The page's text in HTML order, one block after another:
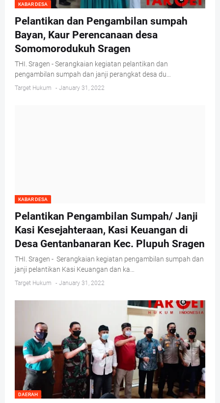
KABAR DESA
Pelantikan dan Pengambilan sumpah
Bayan, Kaur Perencanaan desa
Somomorodukuh Sragen
THI. Sragen - Serangkaian kegiatan pelantikan dan
pengambilan sumpah dan janji perangkat desa du…
Target Hukum - January 31, 2022
KABAR DESA
Pelantikan Pengambilan Sumpah/ Janji
Kasi Kesejahteraan, Kasi Keuangan di
Desa Gentanbanaran Kec. Plupuh Sragen
THI. Sragen - Serangkaian kegiatan pengambilan sumpah dan
janji pelantikan Kasi Keuangan dan ka…
Target Hukum - January 31, 2022
DAERAH